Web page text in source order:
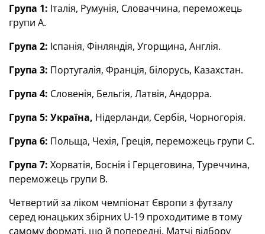
Група 1: Італія, Румунія, Словаччина, переможець
групи А.
Група 2: Іспанія, Фінляндія, Угорщина, Англія.
Група 3: Португалія, Франція, білорусь, Казахстан.
Група 4: Словенія, Бельгія, Латвія, Андорра.
Група 5: Україна, Нідерланди, Сербія, Чорногорія.
Група 6: Польща, Чехія, Греція, переможець групи С.
Група 7: Хорватія, Боснія і Герцеговина, Туреччина,
переможець групи В.
Четвертий за ліком чемпіонат Європи з футзалу
серед юнацьких збірних U-19 проходитиме в тому
самому форматі, що й попередні. Матчі відбору